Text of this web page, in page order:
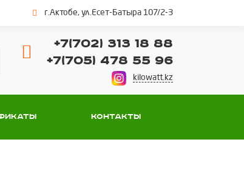
г.Актобе, ул.Есет-Батыра 107/2-3
+7(702) 313 18 88
+7(705) 478 55 96
kilowatt.kz
Контакты